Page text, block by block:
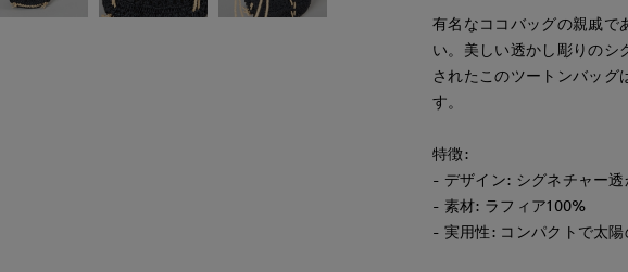
有名なココバッグの親戚で
い。美しい透かし彫りのシ
されたこのツートンバッグ
す。
特徴:
- デザイン: シグネチャー
- 素材: ラフィア100%
- 実用性: コンパクトで太